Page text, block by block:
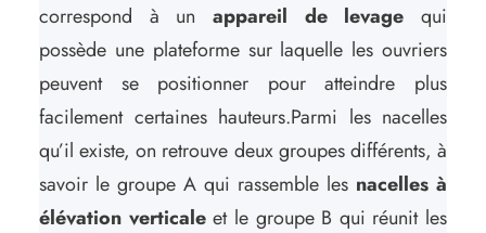
correspond à un appareil de levage qui
possède une plateforme sur laquelle les ouvriers
peuvent se positionner pour atteindre plus
facilement certaines hauteurs.Parmi les nacelles
qu’il existe, on retrouve deux groupes différents, à
savoir le groupe A qui rassemble les nacelles à
élévation verticaleet le groupe B qui réunit les